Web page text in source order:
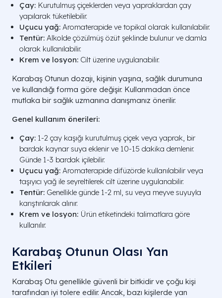
Çay: Kurutulmuş çiçeklerden veya yapraklardan çay
yapılarak tüketilebilir.
Uçucu yağ: Aromaterapide ve topikal olarak kullanılabilir.
Tentür: Alkolde çözülmüş özüt şeklinde bulunur ve damla
olarak kullanılabilir.
Krem ve losyon: Cilt üzerine uygulanabilir.
Karabaş Otunun dozajı, kişinin yaşına, sağlık durumuna
ve kullandığı forma göre değişir. Kullanmadan önce
mutlaka bir sağlık uzmanına danışmanız önerilir.
Genel kullanım önerileri:
Çay: 1-2 çay kaşığı kurutulmuş çiçek veya yaprak, bir
bardak kaynar suya eklenir ve 10-15 dakika demlenir.
Günde 1-3 bardak içilebilir.
Uçucu yağ: Aromaterapide difüzörde kullanılabilir veya
taşıyıcı yağ ile seyreltilerek cilt üzerine uygulanabilir.
Tentür: Genellikle günde 1-2 ml, su veya meyve suyuyla
karıştırılarak alınır.
Krem ve losyon: Ürün etiketindeki talimatlara göre
kullanılır.
Karabaş Otunun Olası Yan
Etkileri
Karabaş Otu genellikle güvenli bir bitkidir ve çoğu kişi
tarafından iyi tolere edilir. Ancak, bazı kişilerde yan